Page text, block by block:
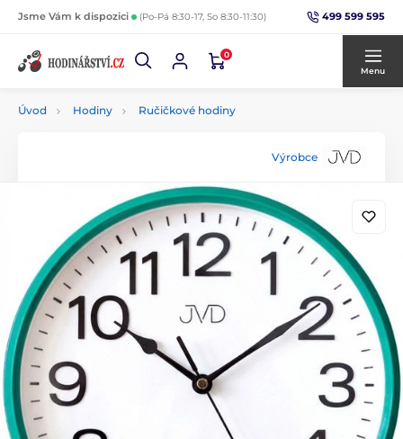
Jsme Vám k dispozici (Po-Pá 8:30-17, So 8:30-11:30) 499 599 595
0
Menu
Úvod Hodiny Ručičkové hodiny
Výrobce